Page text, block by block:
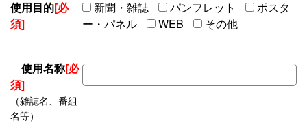
使用目的[必
須]
新聞・雑誌 パンフレット
ポスタ
ー・パネル
WEB その他
使用名称[必
須]
（雑誌名、番組
名等）